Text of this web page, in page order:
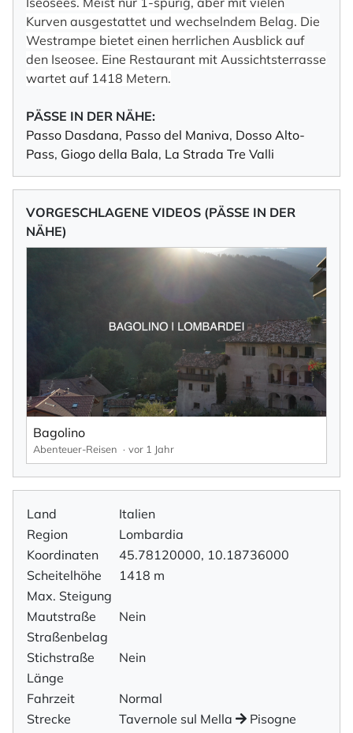
Kurven ausgestattet und wechselndem Belag. Die
Westrampe bietet einen herrlichen Ausblick auf
den Iseosee. Eine Restaurant mit Aussichtsterrasse
wartet auf 1418 Metern.
PÄSSE IN DER NÄHE:
Passo Dasdana, Passo del Maniva, Dosso Alto-
Pass, Giogo della Bala, La Strada Tre Valli
VORGESCHLAGENE VIDEOS (PÄSSE IN DER
NÄHE)
Bagolino
Abenteuer-Reisen vor 1 Jahr
Land
Italien
Region
Lombardia
Koordinaten
45.78120000, 10.18736000
Scheitelhöhe
1418 m
Max. Steigung
Mautstraße
Nein
Straßenbelag
Stichstraße
Nein
Länge
Fahrzeit
Normal
Strecke
Tavernole sul Mella Pisogne